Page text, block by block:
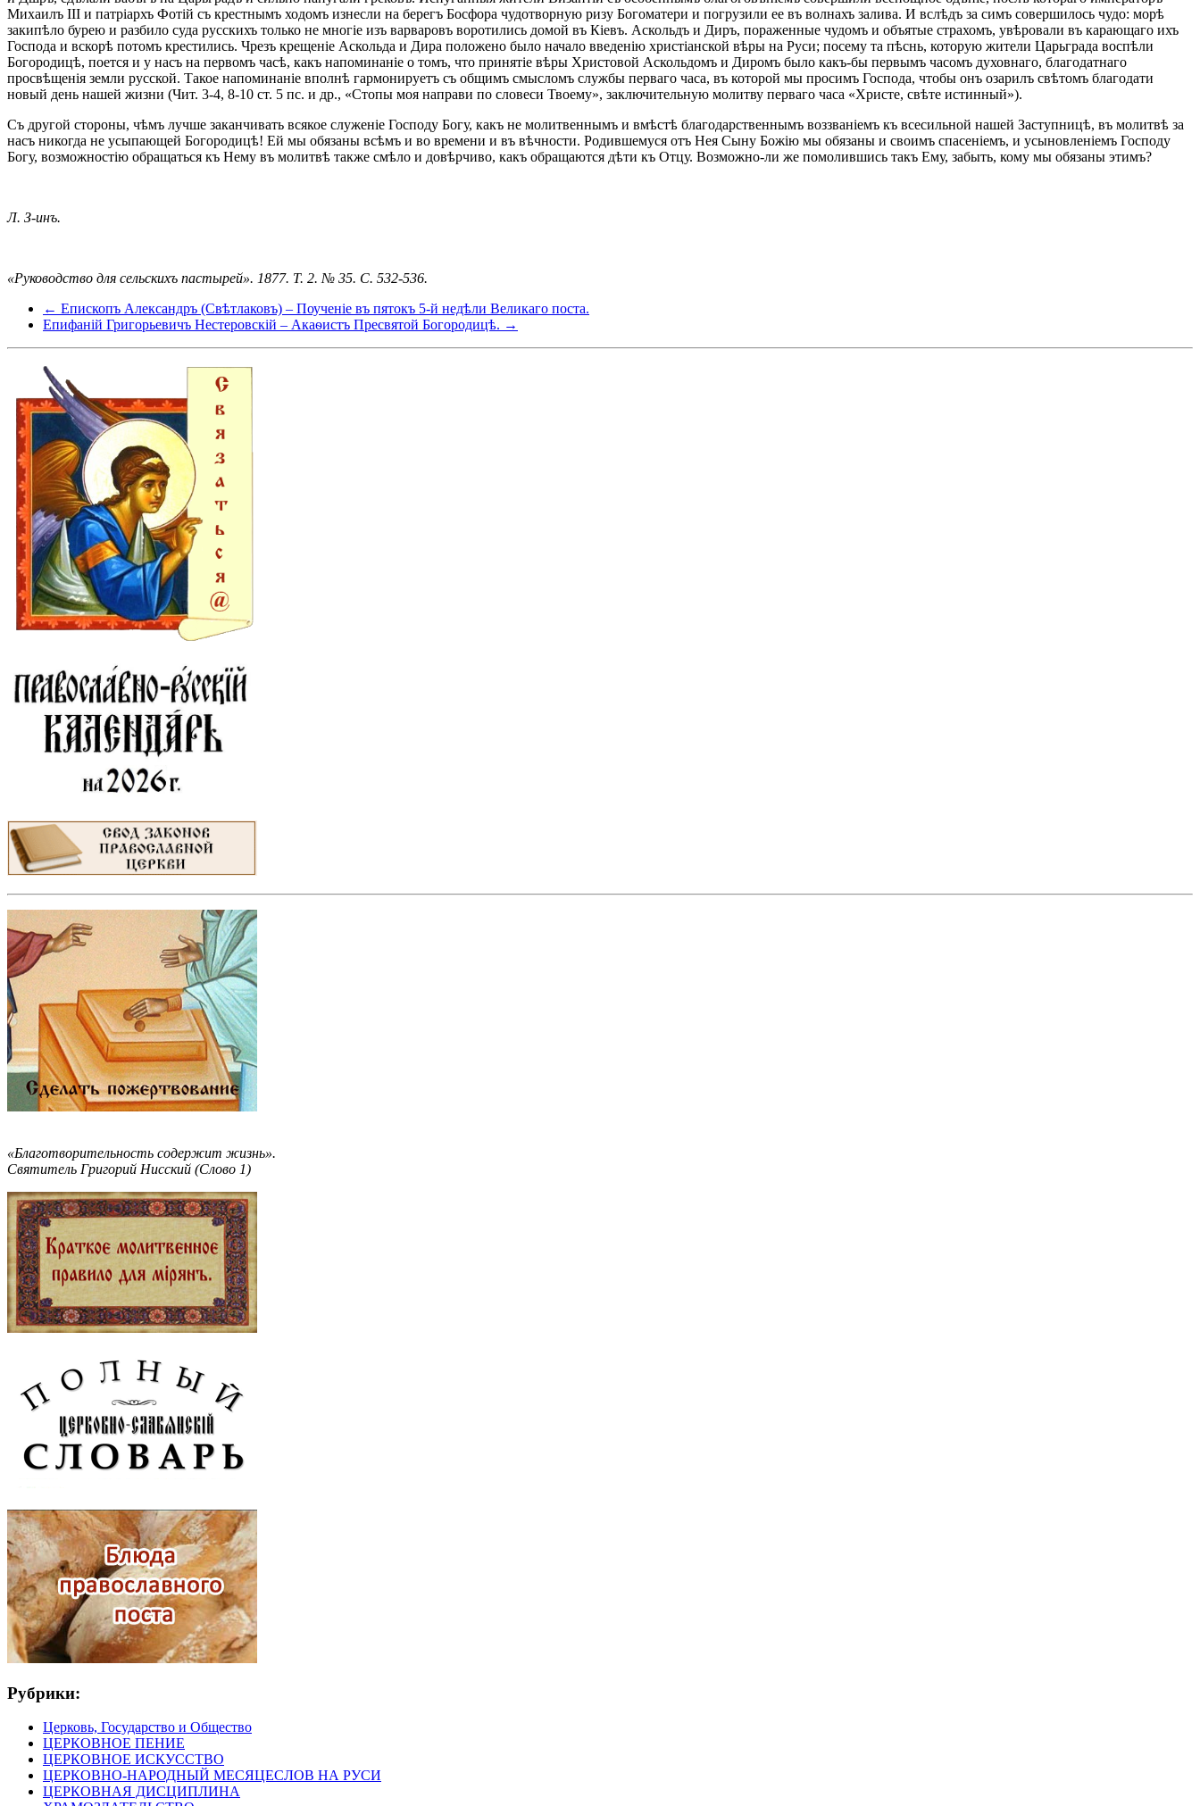
Михаилъ III и патріархъ Фотій съ крестнымъ ходомъ изнесли на берегъ Босфора чудотворную ризу Богоматери и погрузили ее въ волнахъ залива. И вслѣдъ за симъ совершилось чудо: морѣ
закипѣло бурею и разбило суда русскихъ только не многіе изъ варваровъ воротились домой въ Кіевъ. Аскольдъ и Диръ, пораженные чудомъ и объятые страхомъ, увѣровали въ карающаго ихъ
Господа и вскорѣ потомъ крестились. Чрезъ крещеніе Аскольда и Дира положено было начало введенію христіанской вѣры на Руси; посему та пѣснь, которую жители Царьграда воспѣли
Богородицѣ, поется и у насъ на первомъ часѣ, какъ напоминаніе о томъ, что принятіе вѣры Христовой Аскольдомъ и Диромъ было какъ-бы первымъ часомъ духовнаго, благодатнаго
просвѣщенія земли русской. Такое напоминаніе вполнѣ гармонируетъ съ общимъ смысломъ службы перваго часа, въ которой мы просимъ Господа, чтобы онъ озарилъ свѣтомъ благодати
новый день нашей жизни (Чит. 3-4, 8-10 ст. 5 пс. и др., «Стопы моя направи по словеси Твоему», заключительную молитву перваго часа «Христе, свѣте истинный»).
Съ другой стороны, чѣмъ лучше заканчивать всякое служеніе Господу Богу, какъ не молитвеннымъ и вмѣстѣ благодарственнымъ воззваніемъ къ всесильной нашей Заступницѣ, въ молитвѣ за
насъ никогда не усыпающей Богородицѣ! Ей мы обязаны всѣмъ и во времени и въ вѣчности. Родившемуся отъ Нея Сыну Божію мы обязаны и своимъ спасеніемъ, и усыновленіемъ Господу
Богу, возможностію обращаться къ Нему въ молитвѣ также смѣло и довѣрчиво, какъ обращаются дѣти къ Отцу. Возможно-ли же помолившись такъ Ему, забыть, кому мы обязаны этимъ?
Л. З-инъ.
«Руководство для сельскихъ пастырей». 1877. Т. 2. № 35. С. 532-536.
← Епископъ Александръ (Свѣтлаковъ) – Поученіе въ пятокъ 5-й недѣли Великаго поста.
Епифаній Григорьевичъ Нестеровскій – Акаѳистъ Пресвятой Богородицѣ. →
«Благотворительность содержит жизнь».
Святитель Григорий Нисский (Слово 1)
Рубрики:
Церковь, Государство и Общество
ЦЕРКОВНОЕ ПЕНИЕ
ЦЕРКОВНОЕ ИСКУССТВО
ЦЕРКОВНО-НАРОДНЫЙ МЕСЯЦЕСЛОВ НА РУСИ
ЦЕРКОВНАЯ ДИСЦИПЛИНА